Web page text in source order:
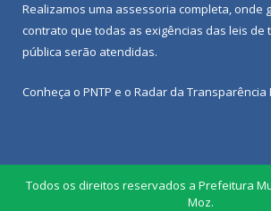
Realizamos uma assessoria completa, onde
contrato que todas as exigências das leis de
pública serão atendidas.
Conheça o PNTP e o Radar da Transparência
Todos os direitos reservados a Prefeitura
Moz.